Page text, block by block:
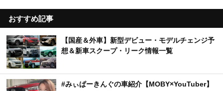
おすすめ記事
【国産＆外車】新型デビュー・モデルチェンジ予
想＆新車スクープ・リーク情報一覧
#みぃぱーきんぐの車紹介【MOBY×YouTuber】